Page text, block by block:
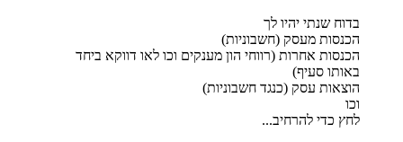
בדוח שנתי יהיו לך
הכנסות מעסק (חשבוניות)
הכנסות אחרות (רווחי הון מענקים וכו לאו דווקא ביחד
באותו סעיף)
הוצאות עסק (כנגד חשבוניות)
וכו
לחץ כדי להרחיב...